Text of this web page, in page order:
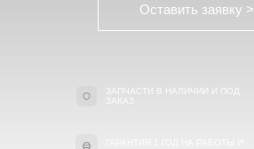
Оставить заявку >
ЗАПЧАСТИ В НАЛИЧИИ И ПОД
ЗАКАЗ